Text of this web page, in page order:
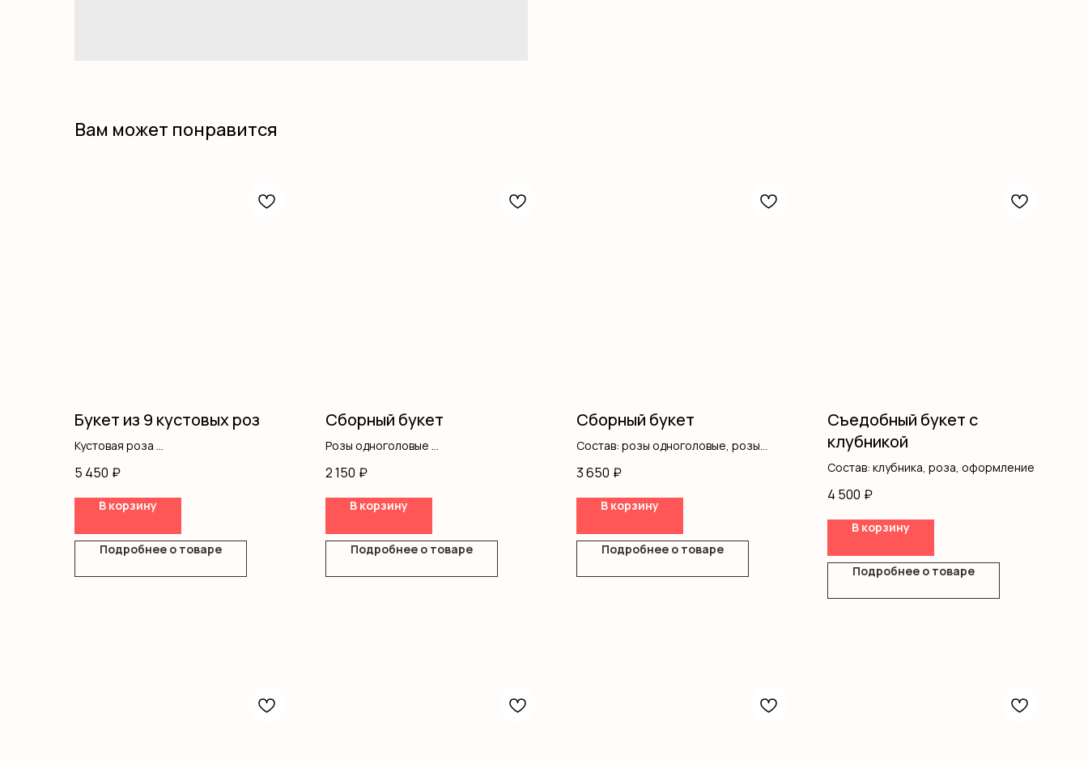
Вам может понравится
Букет из 9 кустовых роз
Кустовая роза
5 450 ₽
В корзину
Подробнее о товаре
Сборный букет
Розы одноголовые
Кустовая роза
Оформление
2 150 ₽
В корзину
Подробнее о товаре
Сборный букет
Состав: розы одноголовые, розы
3 650 ₽
В корзину
Подробнее о товаре
Съедобный букет с
клубникой
Состав: клубника, роза, оформление
4 500 ₽
В корзину
Подробнее о товаре